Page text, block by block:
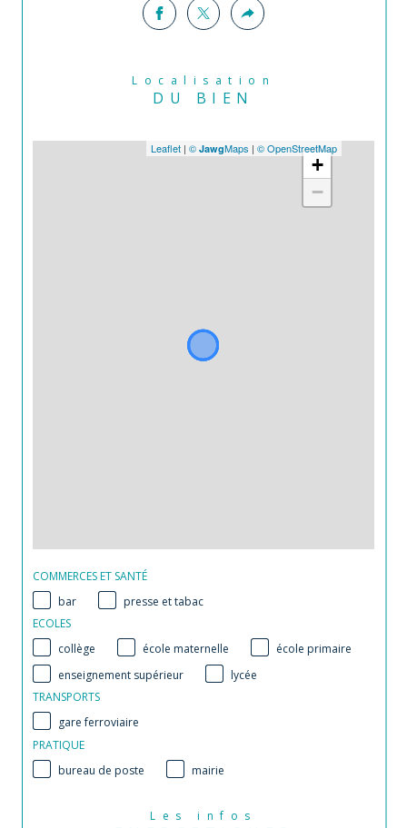
Localisation
DU BIEN
+
−
Leaflet | © JawgMaps | © OpenStreetMap
COMMERCES ET SANTÉ
bar
presse et tabac
ECOLES
collège
école maternelle
école primaire
enseignement supérieur
lycée
TRANSPORTS
gare ferroviaire
PRATIQUE
bureau de poste
mairie
Les infos